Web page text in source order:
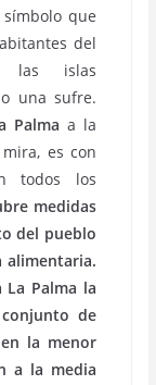
que
del
las islas
una sufre.
Palma a la
es con
todos los
medidas
del pueblo
alimentaria.
La Palma la
de
la menor
a la media